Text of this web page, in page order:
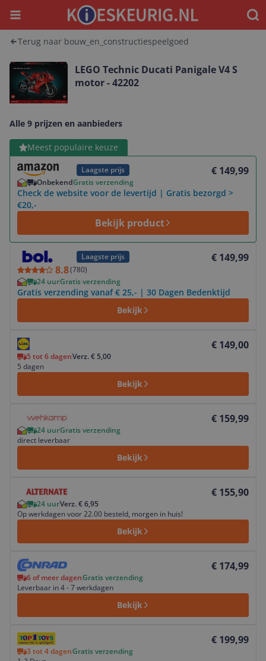
Menu
Terug naar bouw_en_constructiespeelgoed
LEGO Technic Ducati Panigale V4 S
motor - 42202
Alle 9 prijzen en aanbieders
Meest populaire keuze
Laagste prijs € 149,99
OnbekendGratis verzending
Check de website voor de levertijd | Gratis bezorgd >
€20,-
Bekijk product
Bekijk product
Laagste prijs
8.8(780)
€ 149,99
24 uurGratis verzending
Gratis verzending vanaf € 25,- | 30 Dagen Bedenktijd
Bekijk
Bekijk product
€ 149,00
5 tot 6 dagenVerz. € 5,00
5 dagen
Bekijk
Bekijk product
€ 159,99
24 uurGratis verzending
direct leverbaar
Bekijk
€ 155,90
24 uurVerz. € 6,95
Op werkdagen voor 22.00 besteld, morgen in huis!
Bekijk
€ 174,99
6 of meer dagenGratis verzending
Leverbaar in 4 - 7 werkdagen
Bekijk
Bekijk product
€ 199,99
3 tot 4 dagenGratis verzending
Bekijk product